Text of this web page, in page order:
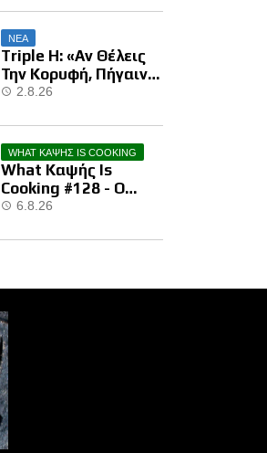
ΝΕΑ
Triple H: «Αν Θέλεις
Την Κορυφή, Πήγαινε
Και Κέρδισε Την»
2.8.26
WHAT ΚΑΨΗΣ IS COOKING
What Καψής Is
Cooking #128 - Ο
Brock Μας Την
6.8.26